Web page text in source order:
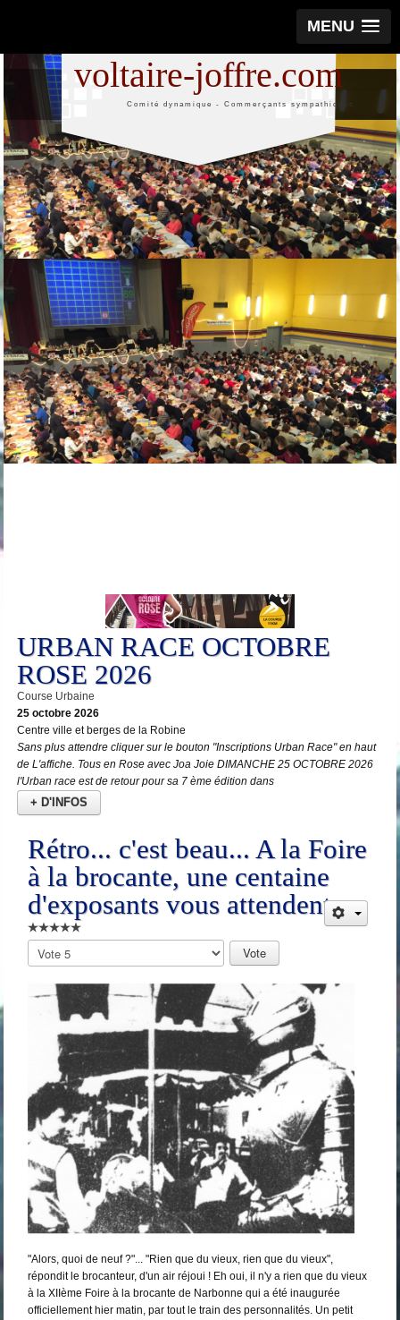
MENU
voltaire-joffre.com
Comité dynamique - Commerçants sympathiques
URBAN RACE OCTOBRE
ROSE 2026
Course Urbaine
25 octobre 2026
Centre ville et berges de la Robine
Sans plus attendre cliquer sur le bouton "Inscriptions Urban Race" en haut
de L'affiche. Tous en Rose avec Joa Joie DIMANCHE 25 OCTOBRE 2026
l'Urban race est de retour pour sa 7 ème édition dans
+ D'INFOS
Rétro... c'est beau... A la Foire
à la brocante, une centaine
d'exposants vous attendent
Veuillez
voter
"Alors, quoi de neuf ?"... "Rien que du vieux, rien que du vieux",
répondit le brocanteur, d'un air réjoui ! Eh oui, il n'y a rien que du vieux
à la XIIème Foire à la brocante de Narbonne qui a été inaugurée
officiellement hier matin, par tout le train des personnalités. Un petit